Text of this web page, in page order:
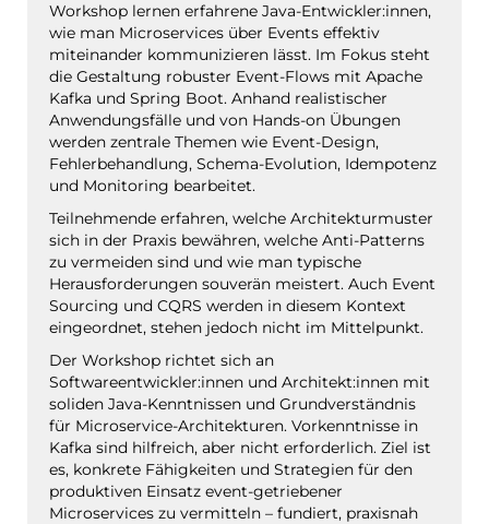
Workshop lernen erfahrene Java-Entwickler:innen,
wie man Microservices über Events effektiv
miteinander kommunizieren lässt. Im Fokus steht
die Gestaltung robuster Event-Flows mit Apache
Kafka und Spring Boot. Anhand realistischer
Anwendungsfälle und von Hands-on Übungen
werden zentrale Themen wie Event-Design,
Fehlerbehandlung, Schema-Evolution, Idempotenz
und Monitoring bearbeitet.
Teilnehmende erfahren, welche Architekturmuster
sich in der Praxis bewähren, welche Anti-Patterns
zu vermeiden sind und wie man typische
Herausforderungen souverän meistert. Auch Event
Sourcing und CQRS werden in diesem Kontext
eingeordnet, stehen jedoch nicht im Mittelpunkt.
Der Workshop richtet sich an
Softwareentwickler:innen und Architekt:innen mit
soliden Java-Kenntnissen und Grundverständnis
für Microservice-Architekturen. Vorkenntnisse in
Kafka sind hilfreich, aber nicht erforderlich. Ziel ist
es, konkrete Fähigkeiten und Strategien für den
produktiven Einsatz event-getriebener
Microservices zu vermitteln – fundiert, praxisnah